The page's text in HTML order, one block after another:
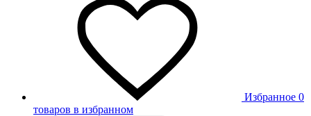
Избранное 0
товаров в избранном